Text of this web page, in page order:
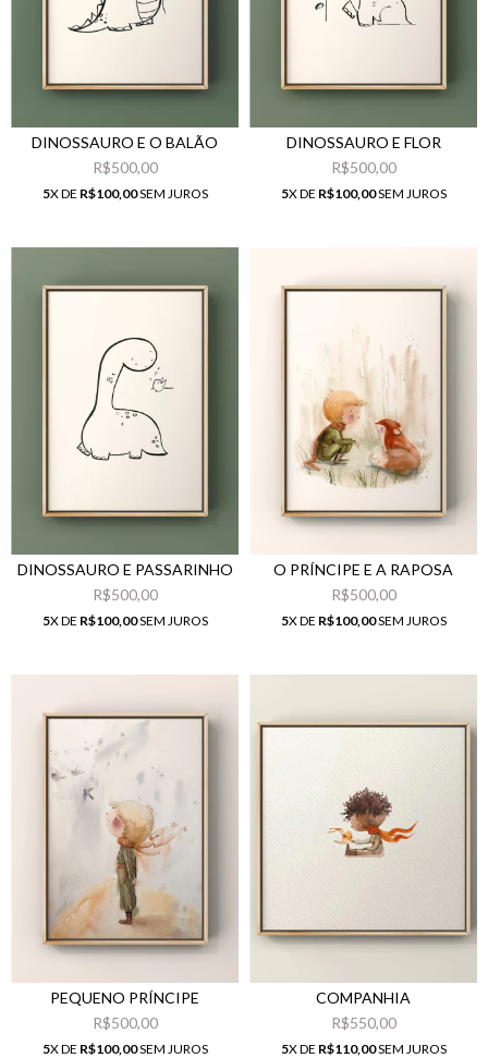
DINOSSAURO E O BALÃO
R$500,00
5X DE R$100,00SEM JUROS
DINOSSAURO E FLOR
R$500,00
5X DE R$100,00SEM JUROS
DINOSSAURO E PASSARINHO
R$500,00
5X DE R$100,00SEM JUROS
O PRÍNCIPE E A RAPOSA
R$500,00
5X DE R$100,00SEM JUROS
PEQUENO PRÍNCIPE
R$500,00
5X DE R$100,00SEM JUROS
COMPANHIA
R$550,00
5X DE R$110,00SEM JUROS